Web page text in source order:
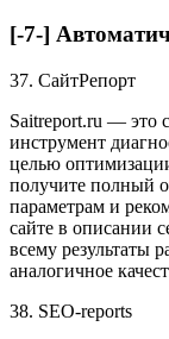
[-7-]
37. СайтРепорт
Saitreport.ru — это
инструмент
целью
получите полный
параметрам и
сайте в описании
всему результаты
аналогичное
38. SEO-reports